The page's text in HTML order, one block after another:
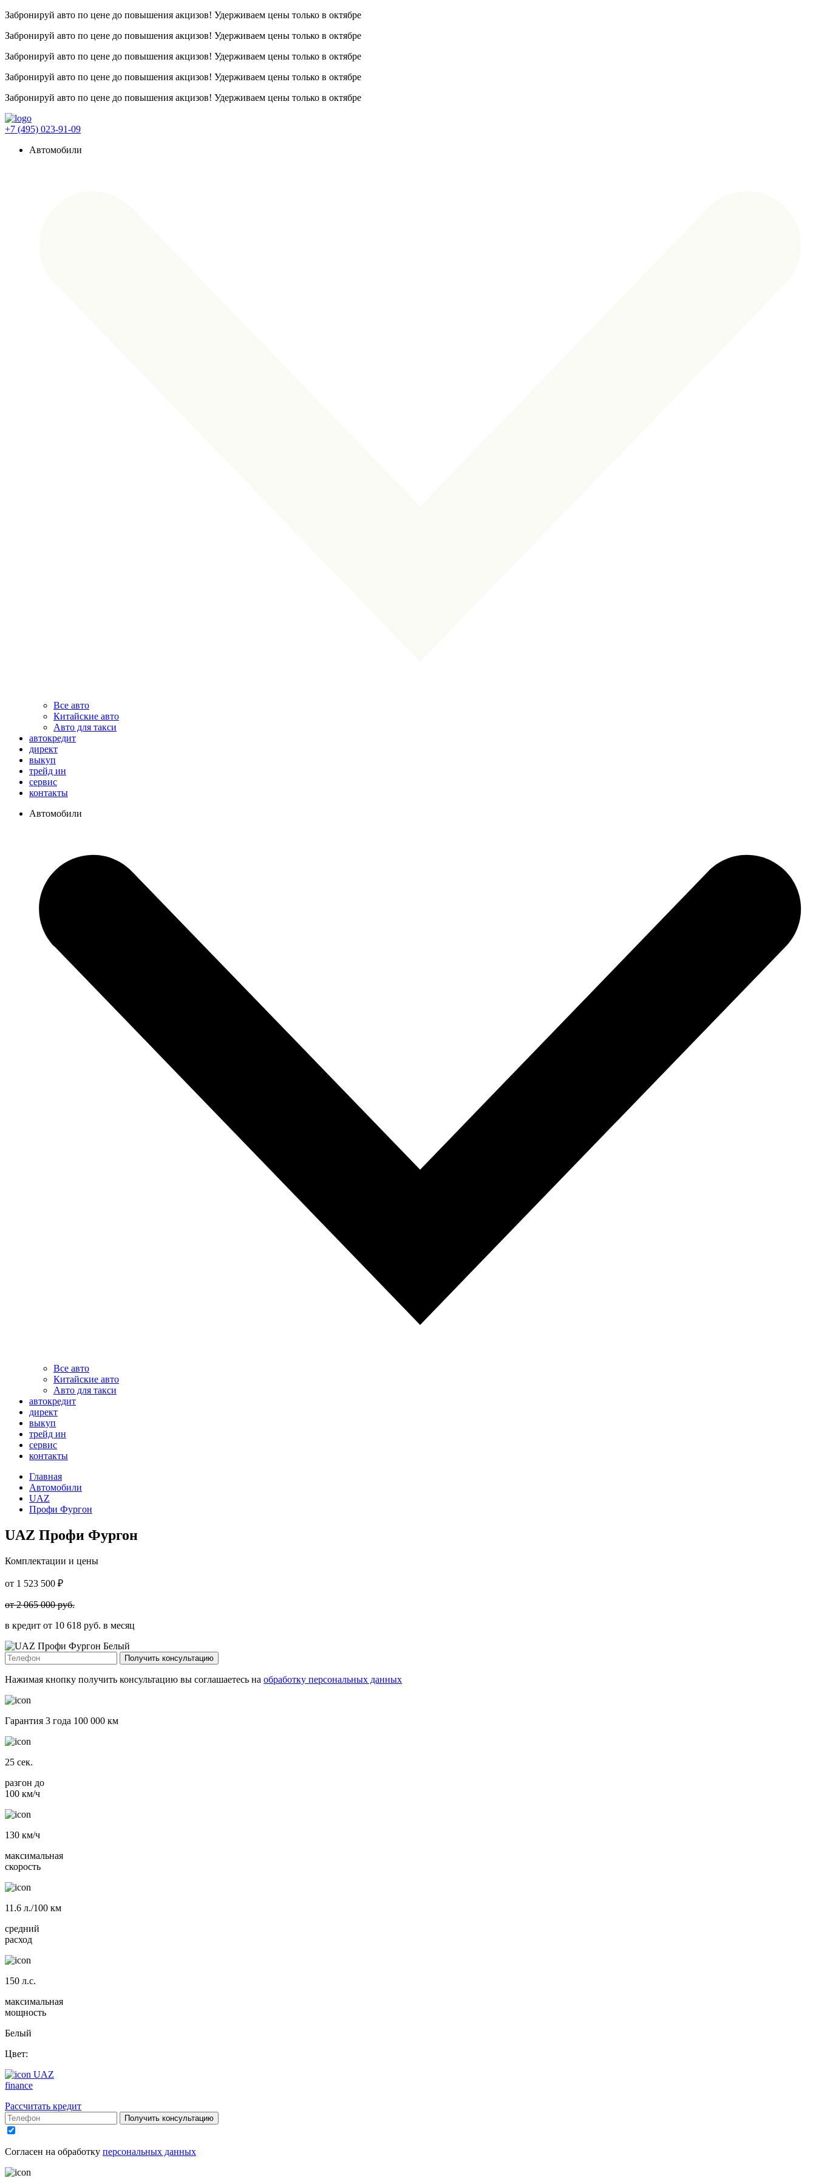
Забронируй авто по цене до повышения акцизов! Удерживаем цены только в октябре
Забронируй авто по цене до повышения акцизов! Удерживаем цены только в октябре
Забронируй авто по цене до повышения акцизов! Удерживаем цены только в октябре
Забронируй авто по цене до повышения акцизов! Удерживаем цены только в октябре
Забронируй авто по цене до повышения акцизов! Удерживаем цены только в октябре
+7 (495) 023-91-09
Автомобили
Все авто
Китайские авто
Авто для такси
автокредит
директ
выкуп
трейд ин
сервис
контакты
Автомобили
Все авто
Китайские авто
Авто для такси
автокредит
директ
выкуп
трейд ин
сервис
контакты
Главная
Автомобили
UAZ
Профи Фургон
UAZ Профи Фургон
Комплектации и цены
от 1 523 500 ₽
от2 065 000руб.
в кредит от 10 618 руб. в месяц
Получить консультацию
Нажимая кнопку получить консультацию вы соглашаетесь на обработку персональных данных
Гарантия 3 года 100 000 км
25 сек.
разгон до
100 км/ч
130 км/ч
максимальная
скорость
11.6 л./100 км
средний
расход
150 л.с.
максимальная
мощность
Белый
Цвет:
UAZ
finance
Рассчитать кредит
Получить консультацию
Согласен на обработку персональных данных